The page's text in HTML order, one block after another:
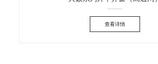
查看详情